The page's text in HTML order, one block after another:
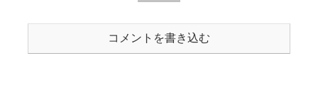
コメントを書き込む